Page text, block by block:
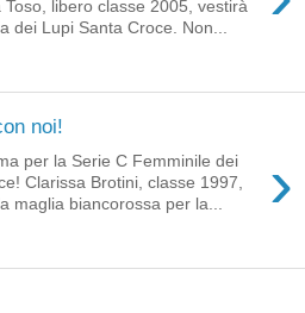
libero classe 2005, vestirà
dei Lupi Santa Croce. Non...
noi!
›
per la Serie C Femminile dei
Clarissa Brotini, classe 1997,
maglia biancorossa per la...